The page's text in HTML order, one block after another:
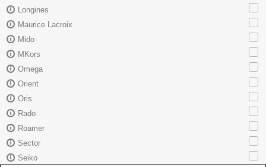
Longines
Maurice Lacroix
Mido
MKors
Omega
Orient
Oris
Rado
Roamer
Sector
Seiko